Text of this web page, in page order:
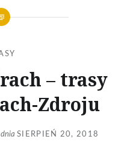
– trasy
Zdroju
dnia SIERPIEŃ 20, 2018